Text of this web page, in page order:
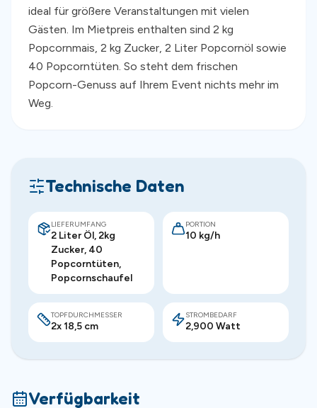
ideal für größere Veranstaltungen mit vielen
Gästen. Im Mietpreis enthalten sind 2 kg
Popcornmais, 2 kg Zucker, 2 Liter Popcornöl sowie
40 Popcorntüten. So steht dem frischen
Popcorn-Genuss auf Ihrem Event nichts mehr im
Weg.
Technische Daten
LIEFERUMFANG
2 Liter Öl, 2kg
Zucker, 40
Popcorntüten,
Popcornschaufel
PORTION
10 kg/h
TOPFDURCHMESSER
2x 18,5 cm
STROMBEDARF
2,900 Watt
Verfügbarkeit